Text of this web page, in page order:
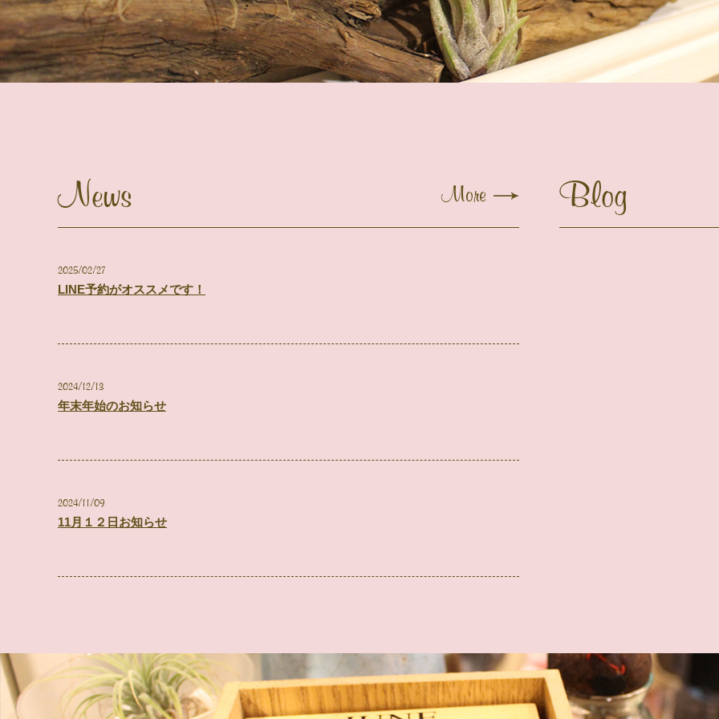
News More
2025/02/27
LINE予約がオススメです！
2024/12/13
年末年始のお知らせ
2024/11/09
11月１２日お知らせ
Blog